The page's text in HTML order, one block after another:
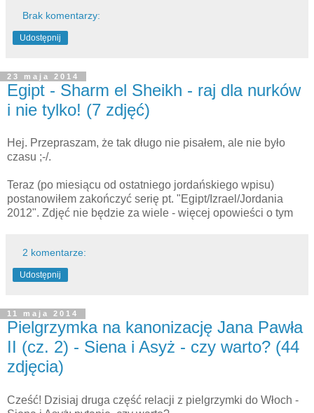
Brak komentarzy:
Udostępnij
23 maja 2014
Egipt - Sharm el Sheikh - raj dla nurków
i nie tylko! (7 zdjęć)
Hej. Przepraszam, że tak długo nie pisałem, ale nie było
czasu ;-/.
Teraz (po miesiącu od ostatniego jordańskiego wpisu)
postanowiłem zakończyć serię pt. "Egipt/Izrael/Jordania
2012". Zdjęć nie będzie za wiele - więcej opowieści o tym
2 komentarze:
Udostępnij
11 maja 2014
Pielgrzymka na kanonizację Jana Pawła
II (cz. 2) - Siena i Asyż - czy warto? (44
zdjęcia)
Cześć! Dzisiaj druga część relacji z pielgrzymki do Włoch -